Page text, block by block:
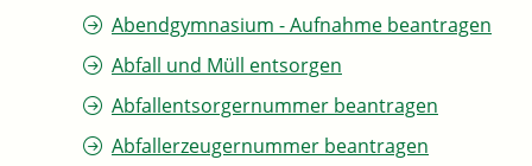
Abendgymnasium - Aufnahme beantragen
Abfall und Müll entsorgen
Abfallentsorgernummer beantragen
Abfallerzeugernummer beantragen